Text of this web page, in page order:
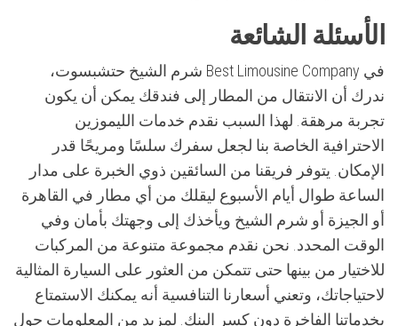
الأسئلة الشائعة
في Best Limousine Company شرم الشيخ حتشبسوت،
ندرك أن الانتقال من المطار إلى فندقك يمكن أن يكون
تجربة مرهقة. لهذا السبب نقدم خدمات الليموزين
الاحترافية الخاصة بنا لجعل سفرك سلسًا ومريحًا قدر
الإمكان. يتوفر فريقنا من السائقين ذوي الخبرة على مدار
الساعة طوال أيام الأسبوع ليقلك من أي مطار في القاهرة
أو الجيزة أو شرم الشيخ ويأخذك إلى وجهتك بأمان وفي
الوقت المحدد. نحن نقدم مجموعة متنوعة من المركبات
للاختيار من بينها حتى تتمكن من العثور على السيارة المثالية
لاحتياجاتك، وتعني أسعارنا التنافسية أنه يمكنك الاستمتاع
بخدماتنا الفاخرة دون كسر البنك. لمزيد من المعلومات حول